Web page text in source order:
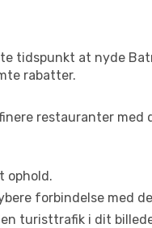
tidspunkt at nyde
rabatter.
restauranter med
ophold.
forbindelse med
turisttrafik i dit